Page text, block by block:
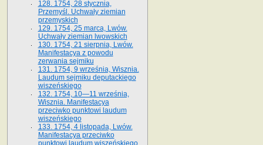
128. 1754, 28 stycznia,
Przemyśl. Uchwały ziemian
przemyskich
129. 1754, 25 marca, Lwów.
Uchwały ziemian lwowskich
130. 1754, 21 sierpnia, Lwów.
Manifestacya z powodu
zerwania sejmiku
131. 1754, 9 września, Wisznia.
Laudum sejmiku deputackiego
wiszeńskiego
132. 1754, 10—11 września,
Wisznia. Manifestacya
przeciwko punktowi laudum
wiszeńskiego
133. 1754, 4 listopada, Lwów.
Manifestacya przeciwko
punktowi laudum wiszeńskiego